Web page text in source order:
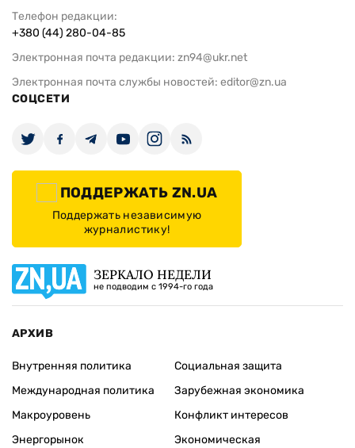
Телефон редакции:
+380 (44) 280-04-85
Электронная почта редакции: zn94@ukr.net
Электронная почта службы новостей: editor@zn.ua
СОЦСЕТИ
ПОДДЕРЖАТЬ ZN.UA
Поддержать независимую
журналистику!
ЗЕРКАЛО НЕДЕЛИ
не подводим с 1994-го года
АРХИВ
Внутренняя политика
Международная политика
Макроуровень
Энергорынок
Социальная защита
Зарубежная экономика
Конфликт интересов
Экономическая